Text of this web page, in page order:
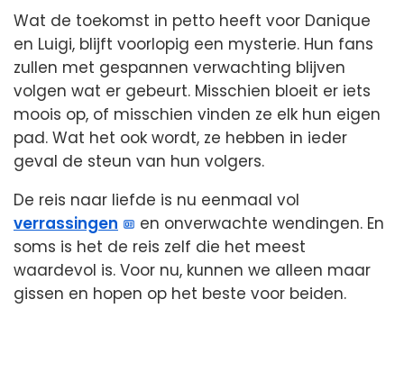
Wat de toekomst in petto heeft voor Danique
en Luigi, blijft voorlopig een mysterie. Hun fans
zullen met gespannen verwachting blijven
volgen wat er gebeurt. Misschien bloeit er iets
moois op, of misschien vinden ze elk hun eigen
pad. Wat het ook wordt, ze hebben in ieder
geval de steun van hun volgers.
De reis naar liefde is nu eenmaal vol
verrassingen
en onverwachte wendingen. En
soms is het de reis zelf die het meest
waardevol is. Voor nu, kunnen we alleen maar
gissen en hopen op het beste voor beiden.